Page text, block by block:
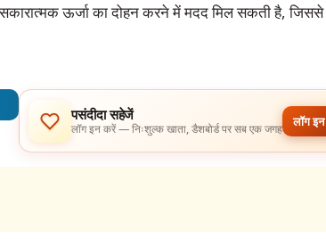
ऊर्जा का दोहन करने में मदद मिल सकती है, जिससे
पसंदीदा सहेजें
लॉग इन करें — निःशुल्क खाता, डैशबोर्ड पर सब एक जगह लॉग इन